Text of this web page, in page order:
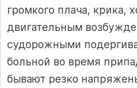
громкого плача, крика,
двигательным
судорожными
больной во время
бывают резко